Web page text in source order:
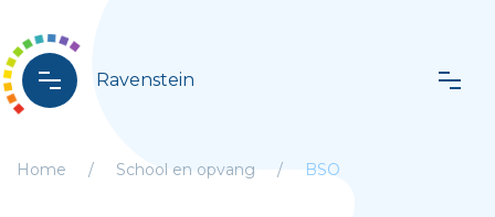
Ravenstein
Home School en opvang BSO